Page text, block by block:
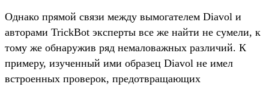
Однако прямой связи между вымогателем Diavol и
авторами TrickBot эксперты все же найти не сумели, к
тому же обнаружив ряд немаловажных различий. К
примеру, изученный ими образец Diavol не имел
встроенных проверок, предотвращающих